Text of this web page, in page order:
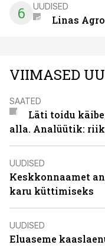
6 UUDISED
Linas
VIIMASED
SAATED
Läti toidu
alla. Analüütik:
UUDISED
Keskkonnaamet
karu küttimiseks
UUDISED
Eluaseme